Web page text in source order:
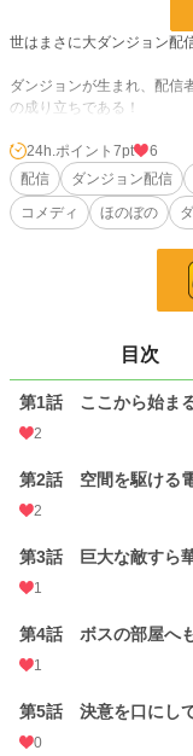
世はまさに大ダンジョン配
ダンジョンが生まれ、配信
の成り立ちである！
若きも男も女も、皆夢中に
そんなトップコンテンツに
たないそんな時代のお話。
誰もが憧れるカッコいい仕
彼の純粋な心に触れた視聴
彼の通った後にはモンスタ
果たして彼の築き上げる伝
さい。
＊当作品はカクヨム様でも
ファンタジー
お気に入り 28
24h.ポイント
24h.ポイント 7pt
6
配信
ダンジョン配信
コメディ
ほのぼの
目次
第1話 ここから始ま
2
第2話 空間を駆ける
2
第3話 巨大な敵すら
1
第4話 ボスの部屋へ
1
第5話 決意を口にし
0